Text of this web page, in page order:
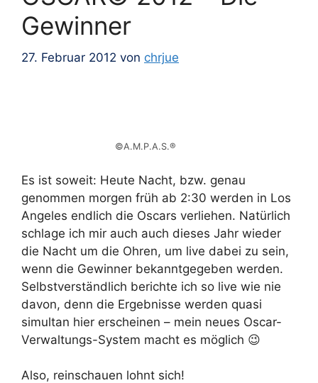
Gewinner
27. Februar 2012 von chrjue
©A.M.P.A.S.®
Es ist soweit: Heute Nacht, bzw. genau
genommen morgen früh ab 2:30 werden in Los
Angeles endlich die Oscars verliehen. Natürlich
schlage ich mir auch auch dieses Jahr wieder
die Nacht um die Ohren, um live dabei zu sein,
wenn die Gewinner bekanntgegeben werden.
Selbstverständlich berichte ich so live wie nie
davon, denn die Ergebnisse werden quasi
simultan hier erscheinen – mein neues Oscar-
Verwaltungs-System macht es möglich 😉
Also, reinschauen lohnt sich!